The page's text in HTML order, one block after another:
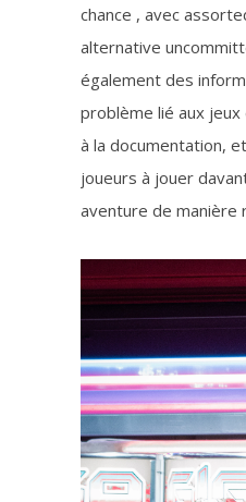
chance , avec
alternative
également des
problème lié aux jeux
à la documentation,
joueurs à jouer
aventure de manière